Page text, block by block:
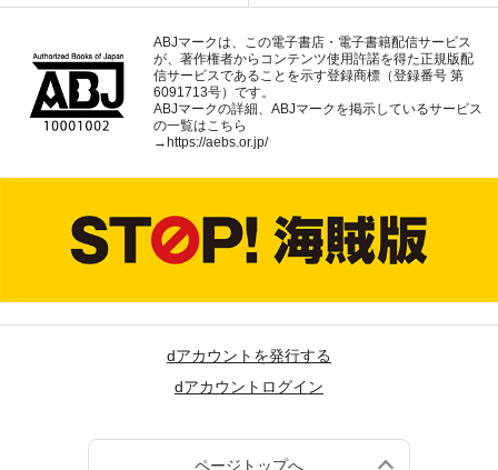
ABJマークは、この電子書店・電子書籍配信サービス
が、著作権者からコンテンツ使用許諾を得た正規版配
信サービスであることを示す登録商標（登録番号 第
6091713号）です。
ABJマークの詳細、ABJマークを掲示しているサービス
の一覧はこちら
→https://aebs.or.jp/
dアカウントを発行する
dアカウントログイン
ページトップへ